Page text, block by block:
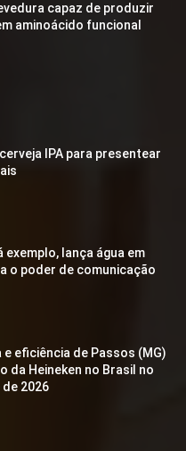
capaz de produzir
aminoácido funcional
IPA para presentear
exemplo, lança água em
o poder de comunicação
eficiência de Passos (MG)
da Heineken no Brasil no
2026